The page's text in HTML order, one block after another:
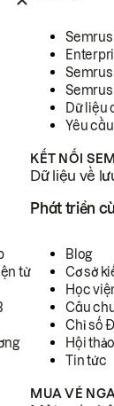
Dữ liệu
Yêu
KẾT NỐI
Dữ liệu về
tử
Phát triển
Blog
Cơ sở
Học
Câu
Chỉ số
Hội
Tin tức
MUA VÉ